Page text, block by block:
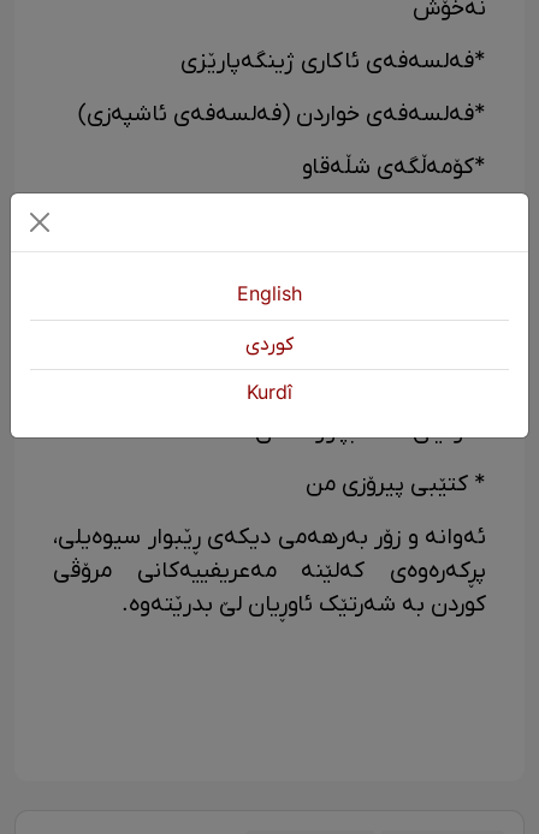
نەخۆش
*فەلسەفەی ئاکاری ژینگەپارێزی
*فەلسەفەی خواردن (فەلسەفەی ئاشپەزی)
*کۆمەڵگەی شڵەقاو
*کتێبی ستایشەکان
*نامەیەک بۆ ئاگووستێنی قەدیس
*دونیای شتە بچووکەکان
* کتێبی پیرۆزی من
ئەوانە و زۆر بەرهەمی دیکەی ڕێبوار سیوەیلی،
پڕکەرەوەی کەلێنە مەعریفییەکانی مرۆڤی
کوردن بە شەرتێک ئاوڕیان لێ بدرێتەوە.
English
كوردی
Kurdî